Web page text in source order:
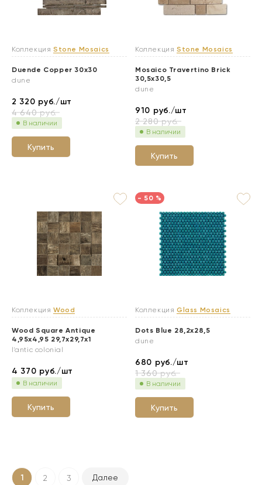
Коллекция Stone Mosaics
Duende Copper 30x30
dune
2 320 руб./шт
4 640руб.
В наличии
Купить
Коллекция Stone Mosaics
Mosaico Travertino Brick
30,5x30,5
dune
910 руб./шт
2 280руб.
В наличии
Купить
Коллекция Wood
Wood Square Antique
4,95x4,95 29,7x29,7x1
l'antic colonial
4 370 руб./шт
В наличии
Купить
- 50 %
Коллекция Glass Mosaics
Dots Blue 28,2x28,5
dune
680 руб./шт
1 360руб.
В наличии
Купить
1 2 3 Далее